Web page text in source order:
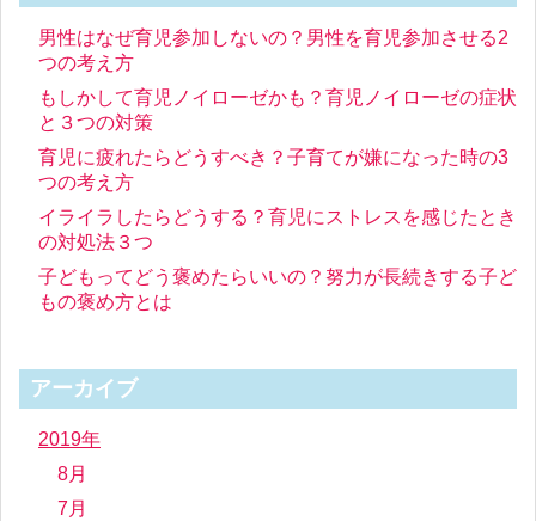
男性はなぜ育児参加しないの？男性を育児参加させる2
つの考え方
もしかして育児ノイローゼかも？育児ノイローゼの症状
と３つの対策
育児に疲れたらどうすべき？子育てが嫌になった時の3
つの考え方
イライラしたらどうする？育児にストレスを感じたとき
の対処法３つ
子どもってどう褒めたらいいの？努力が長続きする子ど
もの褒め方とは
アーカイブ
2019年
8月
7月